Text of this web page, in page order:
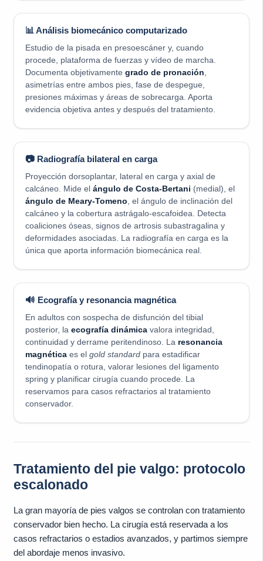
📊 Análisis biomecánico computarizado
Estudio de la pisada en presoescáner y, cuando
procede, plataforma de fuerzas y vídeo de marcha.
Documenta objetivamente grado de pronación,
asimetrías entre ambos pies, fase de despegue,
presiones máximas y áreas de sobrecarga. Aporta
evidencia objetiva antes y después del tratamiento.
📷 Radiografía bilateral en carga
Proyección dorsoplantar, lateral en carga y axial de
calcáneo. Mide el ángulo de Costa-Bertani (medial), el
ángulo de Meary-Tomeno, el ángulo de inclinación del
calcáneo y la cobertura astrágalo-escafoidea. Detecta
coaliciones óseas, signos de artrosis subastragalina y
deformidades asociadas. La radiografía en carga es la
única que aporta información biomecánica real.
🔊 Ecografía y resonancia magnética
En adultos con sospecha de disfunción del tibial
posterior, la ecografía dinámicavalora integridad,
continuidad y derrame peritendinoso. La resonancia
magnéticaes el gold standardpara estadificar
tendinopatía o rotura, valorar lesiones del ligamento
spring y planificar cirugía cuando procede. La
reservamos para casos refractarios al tratamiento
conservador.
Tratamiento del pie valgo: protocolo
escalonado
La gran mayoría de pies valgos se controlan con tratamiento
conservador bien hecho. La cirugía está reservada a los
casos refractarios o estadios avanzados, y partimos siempre
del abordaje menos invasivo.